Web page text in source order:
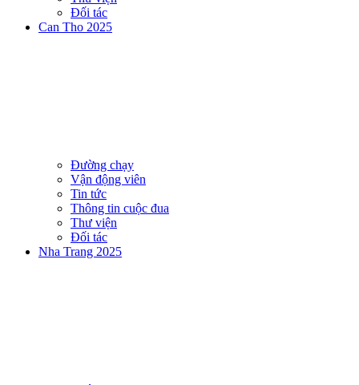
Đối tác
Can Tho 2025
Đường chạy
Vận động viên
Tin tức
Thông tin cuộc đua
Thư viện
Đối tác
Nha Trang 2025